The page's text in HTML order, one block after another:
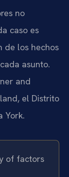
no
caso es
de los hechos
asunto.
and
el Distrito
York.
of factors